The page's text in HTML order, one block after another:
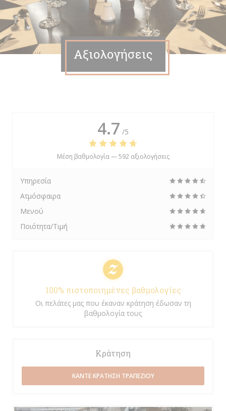
Αξιολογήσεις
4.7 /5
Μέση βαθμολογία —592 αξιολογήσεις
Υπηρεσία
Ατμόσφαιρα
Μενού
Ποιότητα/Τιμή
100% πιστοποιημένες βαθμολογίες
Οι πελάτες μας που έκαναν κράτηση έδωσαν τη
βαθμολογία τους
Κράτηση
ΚΆΝΤΕ ΚΡΆΤΗΣΗ ΤΡΑΠΕΖΙΟΎ